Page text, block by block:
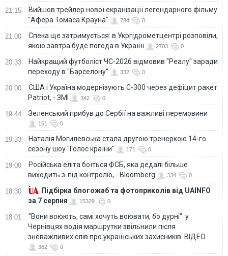
21:15
Вийшов трейлер нової екранізації легендарного фільму
"Афера Томаса Крауна"
784 0
21:00
Спека ще затримується: в Укргідрометцентрі розповіли,
якою завтра буде погода в Україні
2703 0
20:33
Найкращий футболіст ЧС-2026 відмовив "Реалу" заради
переходу в "Барселону"
332 0
20:00
США і Україна модернізують С-300 через дефіцит ракет
Patriot, - ЗМІ
342 0
19:44 Зеленський прибув до Сербії на важливі перемовини
161 0
19:33
Наталія Могилевська стала другою тренеркою 14-го
сезону шоу "Голос країни"
171 0
19:00
Російська еліта боїться ФСБ, яка дедалі більше
виходить з-під контролю, - Bloomberg
334 0
18:30
Підбірка блогожаб та фотоприколів від UAINFO
за 7 серпня
15329 0
18:01
"Вони воюють, самі хочуть воювати, бо дурні": у
Чернівцях водія маршрутки звільнили після
зневажливих слів про українських захисників. ВІДЕО
362 0